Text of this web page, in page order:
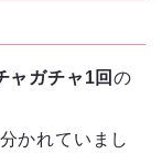
ャガチャ1回の
かれていまし